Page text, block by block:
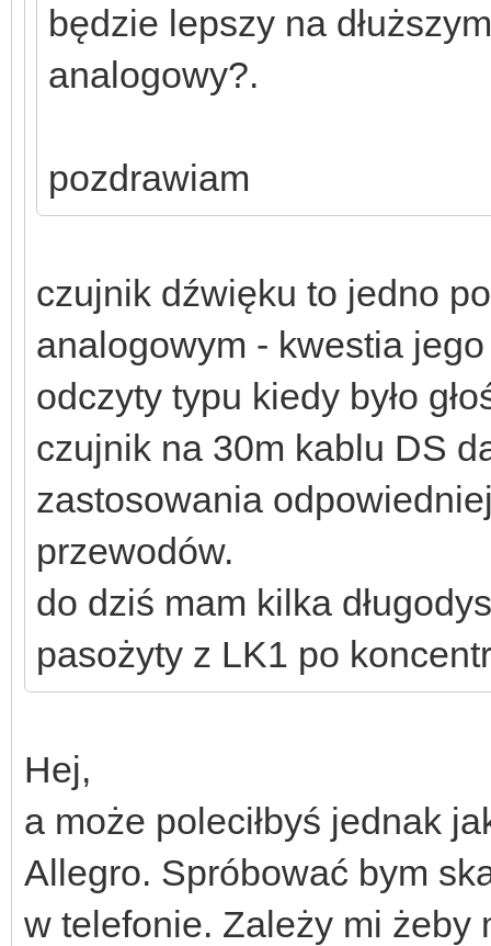
będzie lepszy na
analogowy?.
pozdrawiam
czujnik dźwięku to jedno
analogowym - kwestia
odczyty typu kiedy było
czujnik na 30m kablu DS
zastosowania
przewodów.
do dziś mam kilka
pasożyty z LK1 po
Hej,
a może poleciłbyś jednak
Allegro. Spróbować bym
w telefonie. Zależy mi